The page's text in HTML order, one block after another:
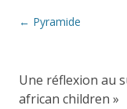
Navigation
← Pyramide
Une réflexion au
african children »